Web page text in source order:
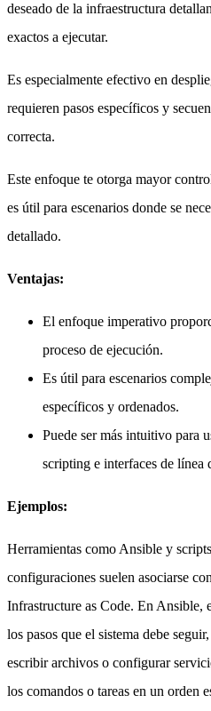
deseado de la infraestructura
exactos a ejecutar.
Es especialmente efectivo en
requieren pasos específicos y
correcta.
Este enfoque te otorga mayor
es útil para escenarios donde se
detallado.
Ventajas:
El enfoque imperativo
proceso de ejecución.
Es útil para escenarios
específicos y ordenados.
Puede ser más intuitivo para
scripting e interfaces de línea
Ejemplos:
Herramientas como Ansible y
configuraciones suelen asociarse
Infrastructure as Code. En Ansible,
los pasos que el sistema debe
escribir archivos o configurar
los comandos o tareas en un orden